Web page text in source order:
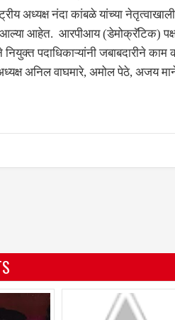
अध्यक्ष नंदा कांबळे यांच्या
आल्या आहेत. आरपीआय (डेमोक्रॅटिक)
पदाधिकाऱ्यांनी जबाबदारीने काम
अनिल वाघमारे, अमोल पेठे, अजय